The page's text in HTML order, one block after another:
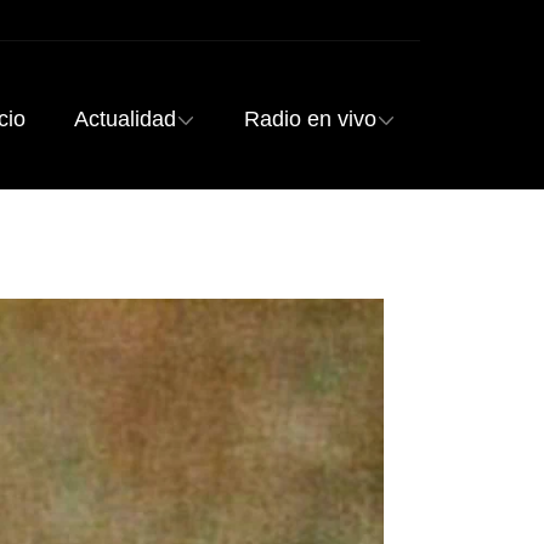
Actualidad Radio en vivo